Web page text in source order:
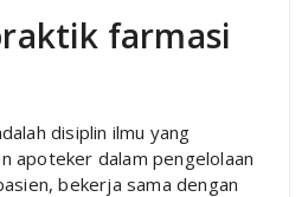
farmasi
disiplin ilmu yang
apoteker dalam pengelolaan
bekerja sama dengan